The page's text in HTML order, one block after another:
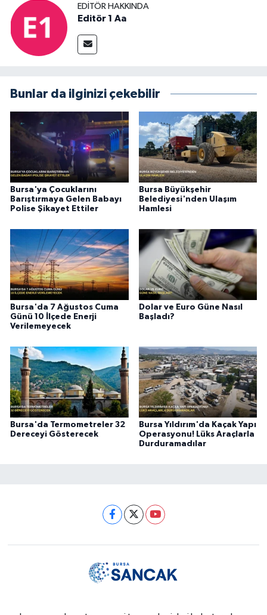
EDITÖR HAKKINDA
Editör 1 Aa
Bunlar da ilginizi çekebilir
Bursa'ya Çocuklarını
Barıştırmaya Gelen Babayı
Polise Şikayet Ettiler
Bursa Büyükşehir
Belediyesi'nden Ulaşım
Hamlesi
Bursa'da 7 Ağustos Cuma
Günü 10 İlçede Enerji
Verilemeyecek
Dolar ve Euro Güne Nasıl
Başladı?
Bursa'da Termometreler 32
Dereceyi Gösterecek
Bursa Yıldırım'da Kaçak Yapı
Operasyonu! Lüks Araçlarla
Durduramadılar